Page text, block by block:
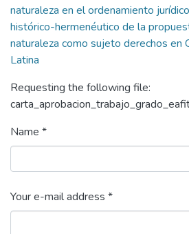
naturaleza en el ordenamiento
histórico-hermenéutico de la
naturaleza como sujeto derechos en
Latina
Requesting the following file:
Name *
Your e-mail address *